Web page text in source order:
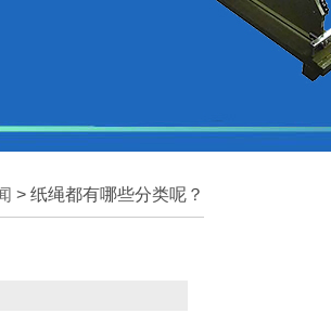
> 纸绳都有哪些分类呢？